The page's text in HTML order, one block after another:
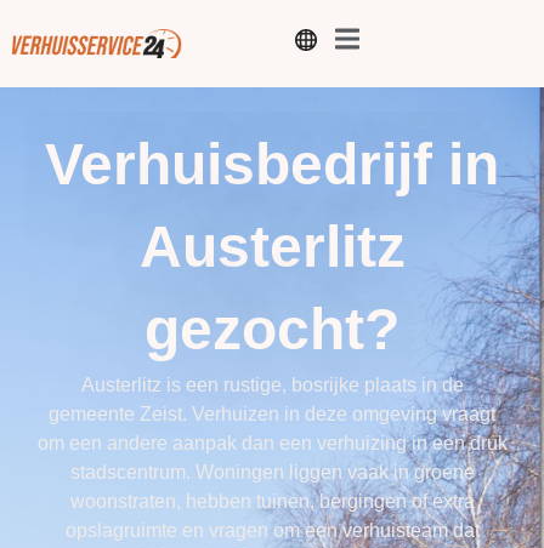
Verhuisbedrijf in
Austerlitz
gezocht?
Austerlitz is een rustige, bosrijke plaats in de
gemeente Zeist. Verhuizen in deze omgeving vraagt
om een andere aanpak dan een verhuizing in een druk
stadscentrum. Woningen liggen vaak in groene
woonstraten, hebben tuinen, bergingen of extra
opslagruimte en vragen om een verhuisteam dat